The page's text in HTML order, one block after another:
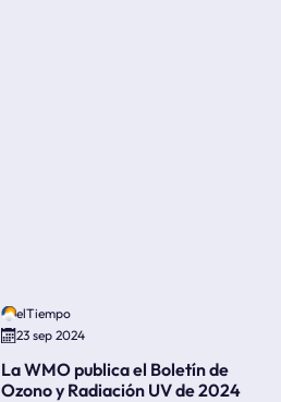
elTiempo
23 sep 2024
La WMO publica el Boletín de
Ozono y Radiación UV de 2024